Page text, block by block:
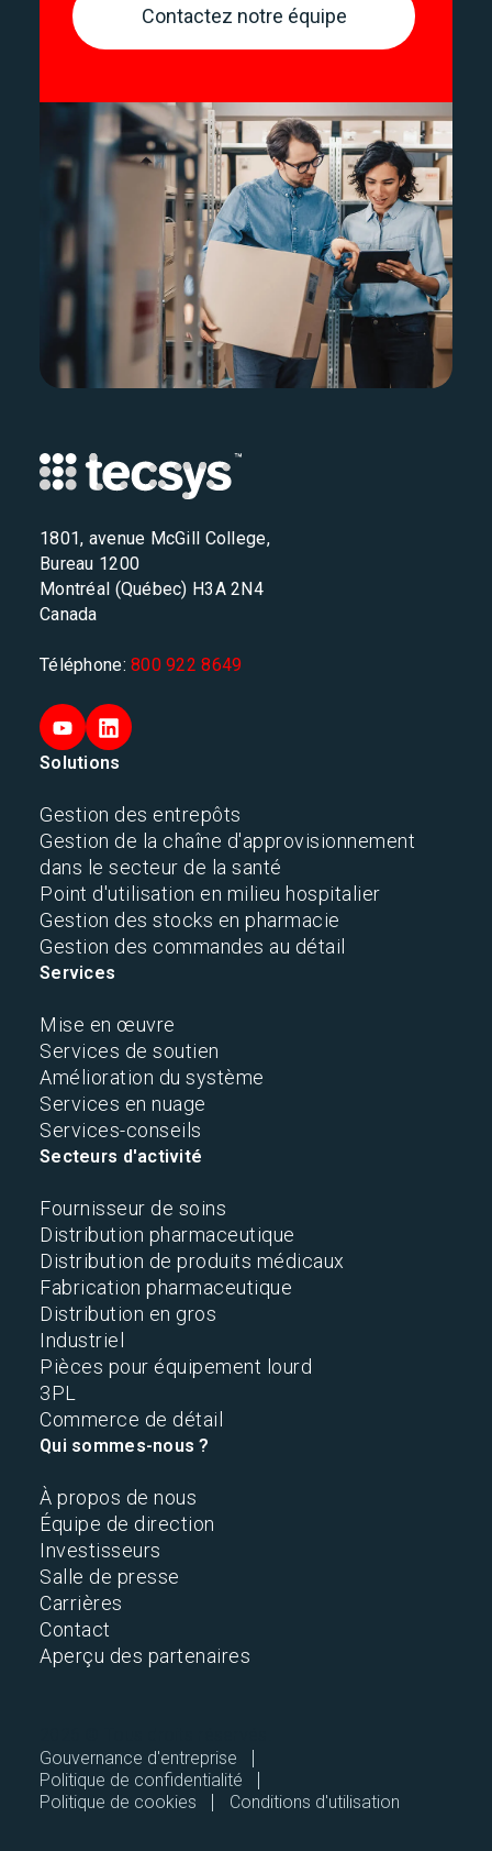
Contactez notre équipe
1801, avenue McGill College,
Bureau 1200
Montréal (Québec) H3A 2N4
Canada
Téléphone:800 922 8649
Solutions
Gestion des entrepôts
Gestion de la chaîne d'approvisionnement
dans le secteur de la santé
Point d'utilisation en milieu hospitalier
Gestion des stocks en pharmacie
Gestion des commandes au détail
Services
Mise en œuvre
Services de soutien
Amélioration du système
Services en nuage
Services-conseils
Secteurs d'activité
Fournisseur de soins
Distribution pharmaceutique
Distribution de produits médicaux
Fabrication pharmaceutique
Distribution en gros
Industriel
Pièces pour équipement lourd
3PL
Commerce de détail
Qui sommes-nous ?
À propos de nous
Équipe de direction
Investisseurs
Salle de presse
Carrières
Contact
Aperçu des partenaires
Gouvernance d'entreprise
Politique de confidentialité
Politique de cookies
Conditions d'utilisation